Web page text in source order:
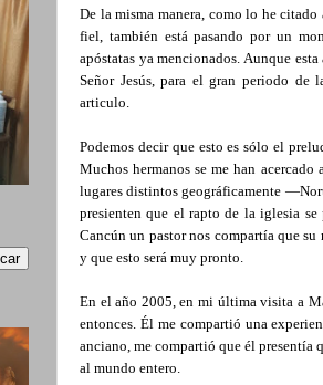
De la misma manera, como lo he
fiel, también está pasando por un
apóstatas ya mencionados. Aunque
Señor Jesús, para el gran periodo
articulo.
Podemos decir que esto es sólo el
Muchos hermanos se me han
lugares distintos geográficamente
presienten que el rapto de la iglesia
Cancún un pastor nos compartía que
y que esto será muy pronto.
En el año 2005, en mi última visita a
entonces. Él me compartió una
anciano, me compartió que él presentía
al mundo entero.